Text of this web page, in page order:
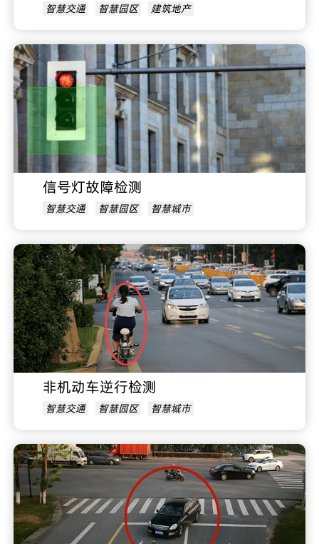
智慧交通 智慧园区 建筑地产
信号灯故障检测
智慧交通 智慧园区 智慧城市
非机动车逆行检测
智慧交通 智慧园区 智慧城市